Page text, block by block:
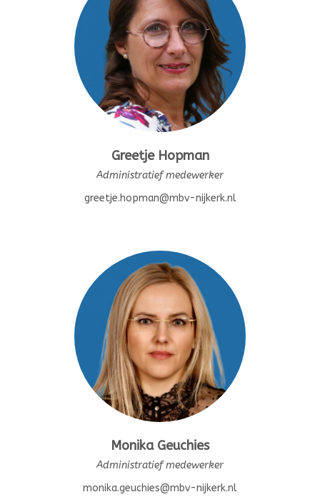
Greetje Hopman
Administratief medewerker
greetje.hopman@mbv-nijkerk.nl
Monika Geuchies
Administratief medewerker
monika.geuchies@mbv-nijkerk.nl